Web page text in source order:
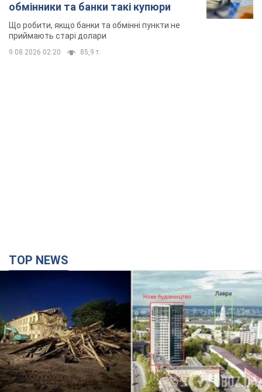
обмінники та банки такі купюри
Що робити, якщо банки та обмінні пункти не
приймають старі долари
9.08.2026 02:20 85,9 т.
TOP NEWS